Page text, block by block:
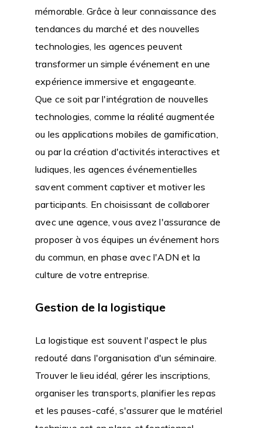
mémorable. Grâce à leur connaissance des
tendances du marché et des nouvelles
technologies, les agences peuvent
transformer un simple événement en une
expérience immersive et engageante.
Que ce soit par l'intégration de nouvelles
technologies, comme la réalité augmentée
ou les applications mobiles de gamification,
ou par la création d'activités interactives et
ludiques, les agences événementielles
savent comment captiver et motiver les
participants. En choisissant de collaborer
avec une agence, vous avez l'assurance de
proposer à vos équipes un événement hors
du commun, en phase avec l'ADN et la
culture de votre entreprise.
Gestion de la logistique
La logistique est souvent l'aspect le plus
redouté dans l'organisation d'un séminaire.
Trouver le lieu idéal, gérer les inscriptions,
organiser les transports, planifier les repas
et les pauses-café, s'assurer que le matériel